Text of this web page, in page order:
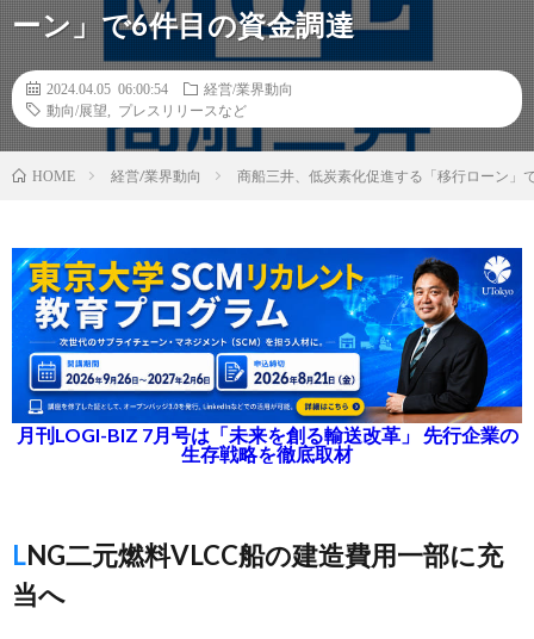
ーン」で6件目の資金調達
2024.04.05 06:00:54
経営/業界動向
動向/展望
プレスリリースなど
HOME 経営/業界動向 商船三井、低炭素化促進する「移行ローン」
月刊LOGI-BIZ 7月号は「未来を創る輸送改革」 先行企業の
生存戦略を徹底取材
LNG二元燃料VLCC船の建造費用一部に充
当へ